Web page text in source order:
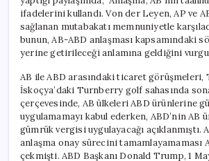
ifadelerini kullandı. Von der Leyen, AP ve
sağlanan mutabakatı memnuniyetle
bunun, AB-ABD anlaşması kapsamındaki
yerine getirileceği anlamına geldiğini
AB ile ABD arasındaki ticaret görüşmeleri,
İskoçya’daki Turnberry golf sahasında
çerçevesinde, AB ülkeleri ABD ürünlerine
uygulamamayı kabul ederken, ABD’nin AB
gümrük vergisi uygulayacağı açıklanmıştı.
anlaşma onay sürecini tamamlayamaması
çekmişti. ABD Başkanı Donald Trump, 1